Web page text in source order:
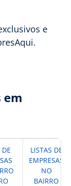
e
em
DE
LISTAS DE
EMPRESAS
NO
BAIRRO